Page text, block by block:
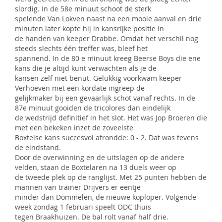
slordig. In de 58e minuut schoot de sterk
spelende Van Lokven naast na een mooie aanval en drie
minuten later kopte hij in kansrijke positie in
de handen van keeper Drabbe. Omdat het verschil nog
steeds slechts één treffer was, bleef het
spannend. In de 80 e minuut kreeg Beerse Boys die ene
kans die je altijd kunt verwachten als je de
kansen zelf niet benut. Gelukkig voorkwam keeper
Verhoeven met een kordate ingreep de
gelijkmaker bij een gevaarlijk schot vanaf rechts. In de
87e minuut gooiden de tricolores dan eindelijk
de wedstrijd definitief in het slot. Het was Jop Broeren die
met een bekeken inzet de zoveelste
Boxtelse kans succesvol afrondde: 0 - 2. Dat was tevens
de eindstand.
Door de overwinning en de uitslagen op de andere
velden, staan de Boxtelaren na 13 duels weer op
de tweede plek op de ranglijst. Met 25 punten hebben de
mannen van trainer Drijvers er eentje
minder dan Dommelen, de nieuwe koploper. Volgende
week zondag 1 februari speelt ODC thuis
tegen Braakhuizen. De bal rolt vanaf half drie.